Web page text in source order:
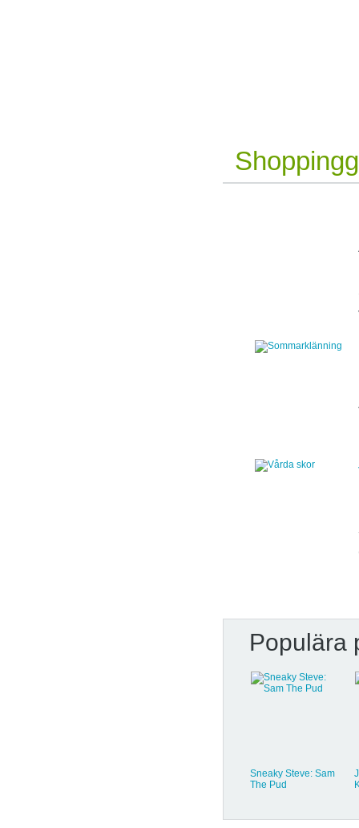
Populära
Sneaky Steve: Sam
The Pud